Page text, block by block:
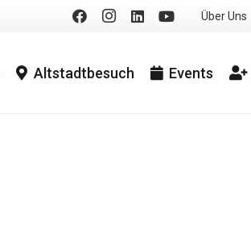
Über Uns
Altstadtbesuch Events